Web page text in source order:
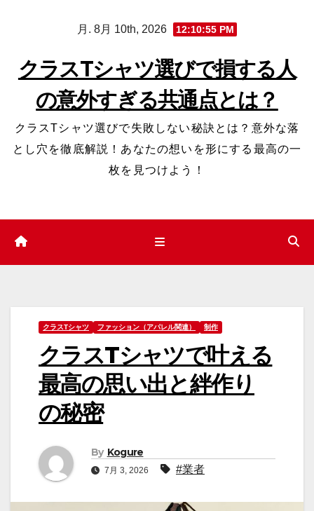
月. 8月 10th, 2026 12:10:56 PM
クラスTシャツ選びで損する人
の意外すぎる共通点とは？
クラスTシャツ選びで失敗しない秘訣とは？意外な落
とし穴を徹底解説！あなたの想いを形にする最高の一
枚を見つけよう！
クラスTシャツ ファッション（アパレル関連） 制作
クラスTシャツで叶える
最高の思い出と絆作り
の秘密
By Kogure
7月 3, 2026 #業者